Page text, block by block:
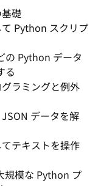
礎
Python スクリプ
の Python データ
る
ラミングと例外
データを解
テキストを操作
規模な Python プ